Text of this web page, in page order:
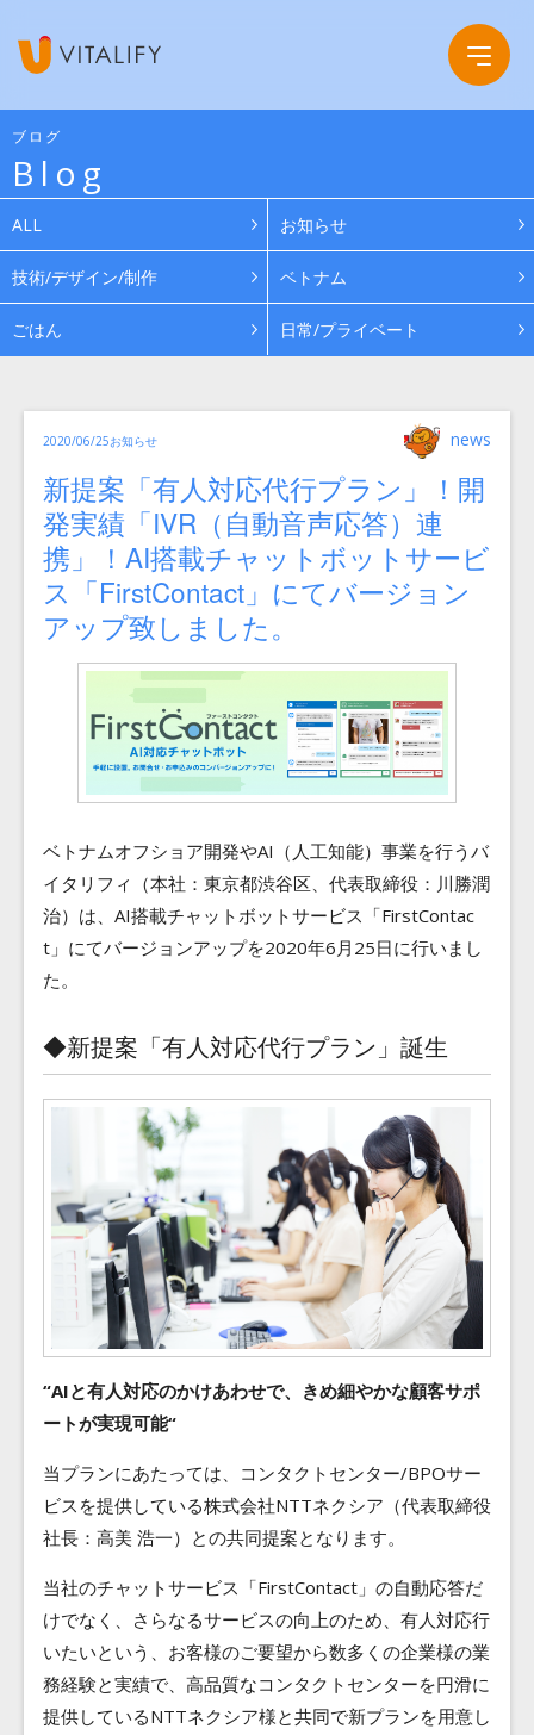
Company
会社概要
グループ会社
Service
Work
News
Recruit
Blog
Contact
ブログ
Blog
ALL お知らせ
技術/デザイン/制作 ベトナム
ごはん 日常/プライベート
稿
news
投
日:
2020/06/25 カ
テ
ー
お知らせ
新提案「有人対応代行プラン」！開
発実績「IVR（自動音声応答）連
携」！AI搭載チャットボットサービ
ス「FirstContact」にてバージョン
アップ致しました。
ベトナムオフショア開発やAI（人工知能）事業を行うバ
イタリフィ（本社：東京都渋谷区、代表取締役：川勝潤
治）は、AI搭載チャットボットサービス「FirstContac
t」にてバージョンアップを2020年6月25日に行いまし
た。
◆新提案「有人対応代行プラン」誕生
“AIと有人対応のかけあわせで、きめ細やかな顧客サポ
ートが実現可能“
当プランにあたっては、コンタクトセンター/BPOサー
ビスを提供している株式会社NTTネクシア（代表取締役
社長：高美 浩一）との共同提案となります。
当社のチャットサービス「FirstContact」の自動応答だ
けでなく、さらなるサービスの向上のため、有人対応行
いたいという、お客様のご要望から数多くの企業様の業
務経験と実績で、高品質なコンタクトセンターを円滑に
提供しているNTTネクシア様と共同で新プランを用意し